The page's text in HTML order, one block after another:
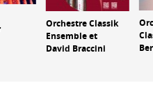
Orchestre Classik
Ensemble et
David Braccini